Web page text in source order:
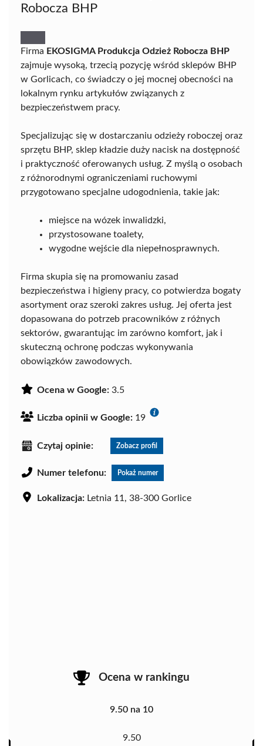
Robocza BHP
Firma EKOSIGMA Produkcja Odzież Robocza BHP
zajmuje wysoką, trzecią pozycję wśród sklepów BHP
w Gorlicach, co świadczy o jej mocnej obecności na
lokalnym rynku artykułów związanych z
bezpieczeństwem pracy.
Specjalizując się w dostarczaniu odzieży roboczej oraz
sprzętu BHP, sklep kładzie duży nacisk na dostępność
i praktyczność oferowanych usług. Z myślą o osobach
z różnorodnymi ograniczeniami ruchowymi
przygotowano specjalne udogodnienia, takie jak:
miejsce na wózek inwalidzki,
przystosowane toalety,
wygodne wejście dla niepełnosprawnych.
Firma skupia się na promowaniu zasad
bezpieczeństwa i higieny pracy, co potwierdza bogaty
asortyment oraz szeroki zakres usług. Jej oferta jest
dopasowana do potrzeb pracowników z różnych
sektorów, gwarantując im zarówno komfort, jak i
skuteczną ochronę podczas wykonywania
obowiązków zawodowych.
Ocena w Google: 3.5
Liczba opinii w Google: 19
Czytaj opinie: Zobacz profil
Numer telefonu: Pokaż numer
Lokalizacja: Letnia 11, 38-300 Gorlice
Ocena w rankingu
9.50 na 10
9.50